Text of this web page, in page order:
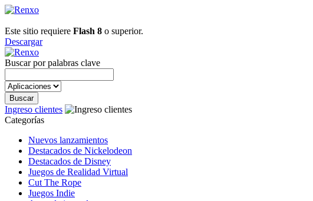
Este sitio requiere Flash 8 o superior.
Descargar
Buscar por palabras clave
Ingreso clientes
Categorías
Nuevos lanzamientos
Destacados de Nickelodeon
Destacados de Disney
Juegos de Realidad Virtual
Cut The Rope
Juegos Indie